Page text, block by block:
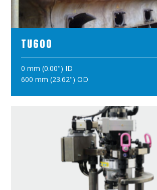
TU600
0 mm (0.00") ID
600 mm (23.62") OD
ПРОСМОТР ПРОДУКТОВ
ПОЛОЖИТЪ В КОРЗИНУ